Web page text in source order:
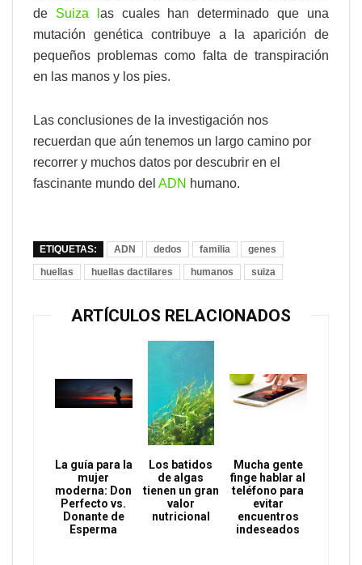
de Suiza l as cuales han determinado que una
mutación genética contribuye a la aparición de
pequeños problemas como falta de transpiración
en las manos y los pies.
Las conclusiones de la investigación nos
recuerdan que aún tenemos un largo camino por
recorrer y muchos datos por descubrir en el
fascinante mundo del ADN humano.
ETIQUETAS: ADN dedos familia
genes
huellas
huellas dactilares humanos suiza
ARTÍCULOS RELACIONADOS
La guía para la
mujer
moderna: Don
Perfecto vs.
Donante de
Esperma
Los batidos
de algas
tienen un gran
valor
nutricional
Mucha gente
finge hablar al
teléfono para
evitar
encuentros
indeseados